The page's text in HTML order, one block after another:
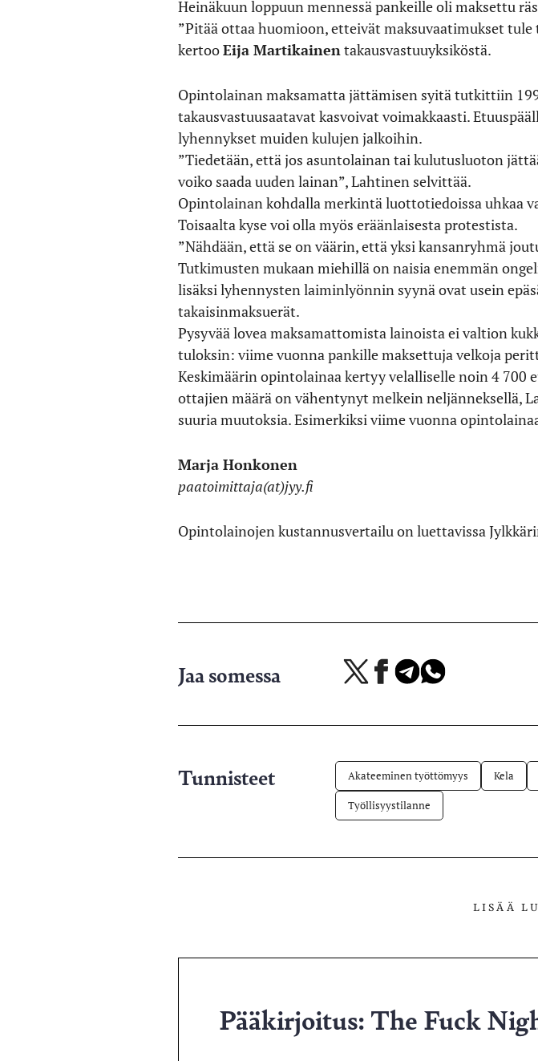
Heinäkuun loppuun mennessä pankeille oli maksettu
”Pitää ottaa huomioon, etteivät maksuvaatimukset
kertooEija Martikainen takausvastuuyksiköstä.
Opintolainan maksamatta jättämisen syitä tutkittiin
takausvastuusaatavat kasvoivat voimakkaasti.
lyhennykset muiden kulujen jalkoihin.
”Tiedetään, että jos asuntolainan tai kulutusluoton
voiko saada uuden lainan”, Lahtinen selvittää.
Opintolainan kohdalla merkintä luottotiedoissa uhkaa
Toisaalta kyse voi olla myös eräänlaisesta protestista.
”Nähdään, että se on väärin, että yksi kansanryhmä
Tutkimusten mukaan miehillä on naisia enemmän
lisäksi lyhennysten laiminlyönnin syynä ovat usein
takaisinmaksuerät.
Pysyvää lovea maksamattomista lainoista ei valtion
tuloksin: viime vuonna pankille maksettuja velkoja
Keskimäärin opintolainaa kertyy velalliselle noin 4 700
ottajien määrä on vähentynyt melkein neljänneksellä,
suuria muutoksia. Esimerkiksi viime vuonna
Marja Honkonen
paatoimittaja(at)jyy.fi
Opintolainojen kustannusvertailu on luettavissa
Jaa somessa
Jaa
palvelussa
Jaa Jaa Jaa
Tunnisteet Akateeminen työttömyys Kela
Työllisyystilanne
LISÄÄ
Pääkirjoitus: The Fuck